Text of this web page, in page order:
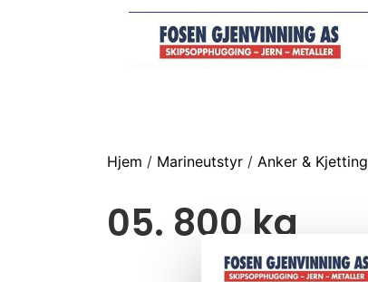
Hjem / Marineutstyr/ Anker & Kjetting
05. 800 kg